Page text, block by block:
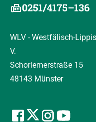
0251/4175–136
WLV - Westfälisch-
V.
Schorlemerstraße 15
48143 Münster